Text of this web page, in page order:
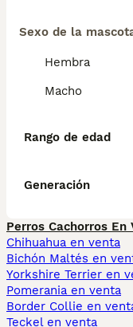
Sexo de la
Hembra
Macho
Rango de edad
Generación
Perros Cachorros En
Chihuahua en venta
Bichón Maltés en
Yorkshire Terrier en
Pomerania en venta
Border Collie en
Teckel en venta